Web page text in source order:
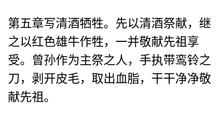
第五章写清酒牺牲。先以清酒祭献，继
之以红色雄牛作牲，一并敬献先祖享
受。曾孙作为主祭之人，手执带鸾铃之
刀，剥开皮毛，取出血脂，干干净净敬
献先祖。